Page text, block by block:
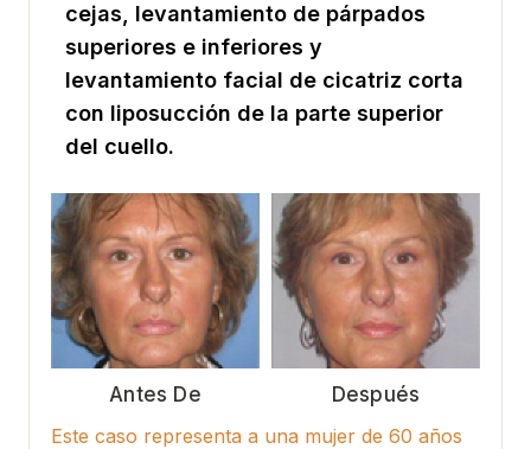
cejas, levantamiento de párpados
superiores e inferiores y
levantamiento facial de cicatriz corta
con liposucción de la parte superior
del cuello.
Antes De
Después
Este caso representa a una mujer de 60 años